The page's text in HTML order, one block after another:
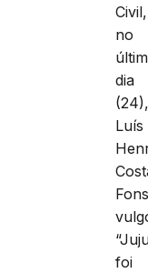
Civil,
no
dia
Luís
foi